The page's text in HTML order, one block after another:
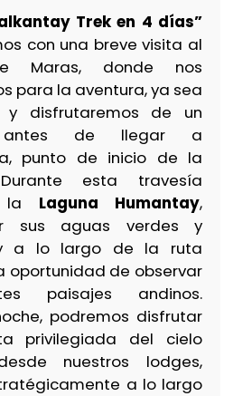
Trek en 4 días”
con una breve visita al
Maras, donde nos
para la aventura, ya sea
y disfrutaremos de un
antes de llegar a
punto de inicio de la
esta travesía
la Laguna Humantay,
sus aguas verdes y
y a lo largo de la ruta
oportunidad de observar
paisajes andinos.
podremos disfrutar
privilegiada del cielo
nuestros lodges,
a lo largo